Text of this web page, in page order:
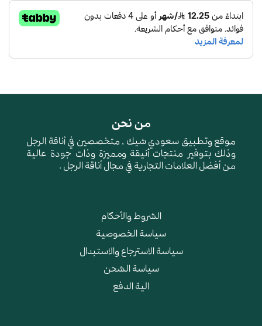
من نحن
موقع وتطبيق سعودي شيك , متخصصين في أناقة الرجل
وذلك بتوفير منتجات أنيقة ومميزة وذات جودة عالية
من أفضل العلامات التجارية في مجال أناقة الرجل .
الشروط والأحكام
سياسة الخصوصية
سياسة الاسترجاع والاستبدال
سياسة الشحن
الية الدفع